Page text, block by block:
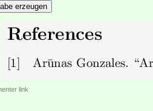
erzeugen
link